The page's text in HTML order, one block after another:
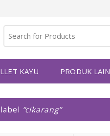
KAYU PRODUK LAIN
cikarang